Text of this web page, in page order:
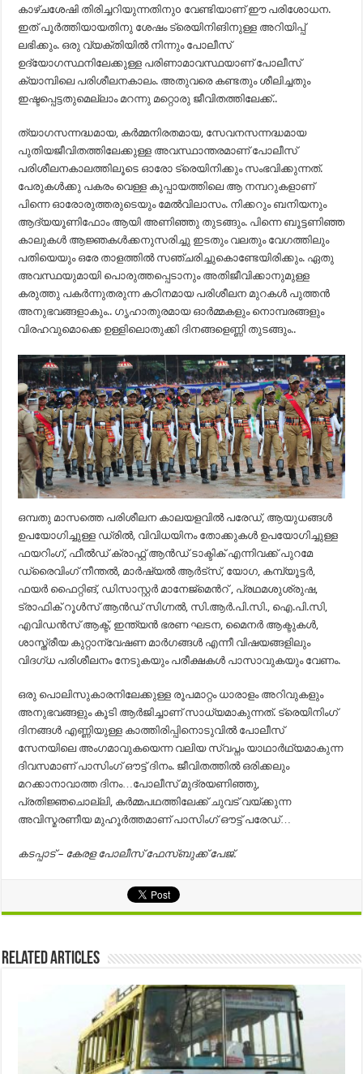
കാഴ്ചശേഷി തിരിച്ചറിയുന്നതിനുo വേണ്ടിയാണ് ഈ പരിശോധന.
ഇത് പൂർത്തിയായതിനു ശേഷം ട്രെയിനിങിനുള്ള അറിയിപ്പ്
ലഭിക്കും. ഒരു വ്യക്തിയിൽ നിന്നും പോലീസ്
ഉദ്യോഗസ്ഥനിലേക്കുള്ള പരിണാമാവസ്ഥയാണ് പോലീസ്
ക്യാമ്പിലെ പരിശീലനകാലം. അതുവരെ കണ്ടതും ശീലിച്ചതും
ഇഷ്ടപ്പെട്ടതുമെല്ലാം മറന്നു മറ്റൊരു ജീവിതത്തിലേക്ക്..
ത്യാഗസന്നദ്ധമായ, കർമ്മനിരതമായ, സേവനസന്നദ്ധമായ
പുതിയജീവിതത്തിലേക്കുള്ള അവസ്ഥാന്തരമാണ് പോലീസ്
പരിശീലനകാലത്തിലൂടെ ഓരോ ട്രെയിനിക്കും സംഭവിക്കുന്നത്.
പേരുകൾക്കു പകരം വെള്ള കുപ്പായത്തിലെ ആ നമ്പറുകളാണ്
പിന്നെ ഓരോരുത്തരുടെയും മേൽവിലാസം. നിക്കറും ബനിയനും
ആദ്യയൂണിഫോം ആയി അണിഞ്ഞു തുടങ്ങും. പിന്നെ ബൂട്ടണിഞ്ഞ
കാലുകൾ ആജ്ഞകൾക്കനുസരിച്ചു ഇടതും വലതും വേഗത്തിലും
പതിയെയും ഒരേ താളത്തിൽ സഞ്ചരിച്ചുകൊണ്ടേയിരിക്കും. ഏതു
അവസ്ഥയുമായി പൊരുത്തപ്പെടാനും അതിജീവിക്കാനുമുള്ള
കരുത്തു പകർന്നുതരുന്ന കഠിനമായ പരിശീലന മുറകൾ പുത്തൻ
അനുഭവങ്ങളാകും.. ഗൃഹാതുരമായ ഓർമ്മകളും നൊമ്പരങ്ങളും
വിരഹവുമൊക്കെ ഉള്ളിലൊതുക്കി ദിനങ്ങളെണ്ണി തുടങ്ങും..
ഒമ്പതു മാസത്തെ പരിശീലന കാലയളവിൽ പരേഡ്, ആയുധങ്ങൾ
ഉപയോഗിച്ചുള്ള ഡ്രിൽ, വിവിധയിനം തോക്കുകൾ ഉപയോഗിച്ചുള്ള
ഫയറിംഗ്, ഫീൽഡ് ക്രാഫ്റ്റ് ആൻഡ് ടാക്ടിക് എന്നിവക്ക് പുറമേ
ഡ്രൈവിംഗ് നീന്തൽ, മാർഷ്യൽ ആർട്സ്, യോഗ, കമ്പ്യൂട്ടർ,
ഫയർ ഫൈറ്റിങ്, ഡിസാസ്റ്റർ മാനേജ്മെൻറ് , പ്രഥമശുശ്രുഷ,
ട്രാഫിക് റൂൾസ് ആൻഡ് സിഗ്നൽ, സി.ആർ.പി.സി., ഐ.പി.സി,
എവിഡൻസ് ആക്ട്, ഇന്ത്യൻ ഭരണ ഘടന, മൈനർ ആക്ടുകൾ,
ശാസ്ത്രീയ കുറ്റാന്വേഷണ മാർഗങ്ങൾ എന്നീ വിഷയങ്ങളിലും
വിദഗ്ധ പരിശീലനം നേടുകയും പരീക്ഷകൾ പാസാവുകയും വേണം.
ഒരു പൊലിസുകാരനിലേക്കുള്ള രൂപമാറ്റം ധാരാളം അറിവുകളും
അനുഭവങ്ങളും കൂടി ആർജിച്ചാണ് സാധ്യമാകുന്നത്. ട്രെയിനിംഗ്
ദിനങ്ങൾ എണ്ണിയുള്ള കാത്തിരിപ്പിനൊടുവിൽ പോലീസ്
സേനയിലെ അംഗമാവുകയെന്ന വലിയ സ്വപ്നം യാഥാർഥ്യമാകുന്ന
ദിവസമാണ് പാസിംഗ് ഔട്ട് ദിനം. ജീവിതത്തിൽ ഒരിക്കലും
മറക്കാനാവാത്ത ദിനം…പോലീസ് മുദ്രയണിഞ്ഞു,
പ്രതിജ്ഞചൊല്ലി, കർമ്മപഥത്തിലേക്ക് ചുവട് വയ്ക്കുന്ന
അവിസ്മരണീയ മുഹൂർത്തമാണ് പാസിംഗ് ഔട്ട് പരേഡ്…
കടപ്പാട് – കേരള പോലീസ് ഫേസ്‌ബുക്ക് പേജ്.
Related Articles